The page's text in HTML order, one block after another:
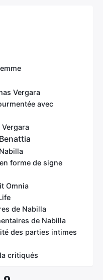
Vergara
avec
Vergara
forme de signe
Omnia
de Nabilla
de Nabilla
des parties intimes
critiqués